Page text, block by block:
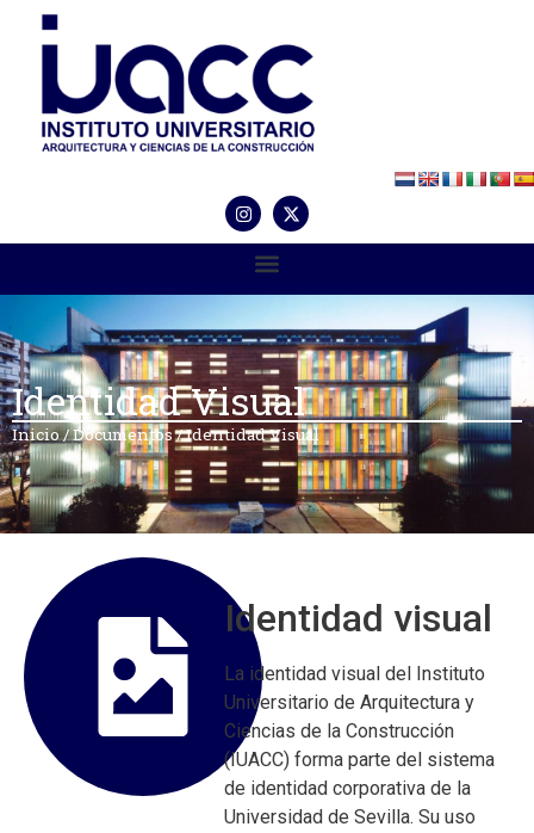
Identidad Visual
Inicio/Documentos/Identidad Visual
Identidad visual
La identidad visual del Instituto
Universitario de Arquitectura y
Ciencias de la Construcción
(IUACC) forma parte del sistema
de identidad corporativa de la
Universidad de Sevilla. Su uso